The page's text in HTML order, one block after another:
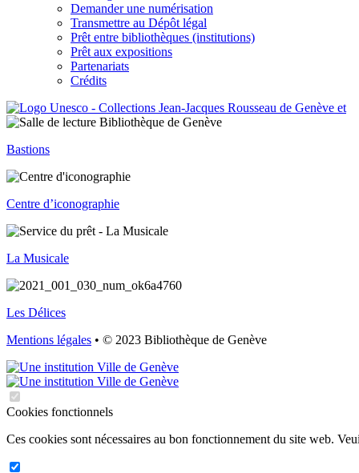
Demander une numérisation
Transmettre au Dépôt légal
Prêt entre bibliothèques (institutions)
Prêt aux expositions
Partenariats
Crédits
Bastions
Centre d’iconographie
La Musicale
Les Délices
Mentions légales • © 2023 Bibliothèque de Genève
Cookies fonctionnels
Ces cookies sont nécessaires au bon fonctionnement du site web.